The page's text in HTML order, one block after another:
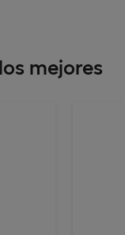
mejores